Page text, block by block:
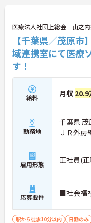
医療法人社団上総会 山之
【千葉県／茂原
域連携室にて医療
す！
給料 月収 20.9
勤務地
千葉県
ＪＲ外
雇用形態 正社員(
応募要件 ■社会福
駅から徒歩10分以内 日勤のみ